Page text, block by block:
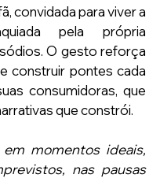
convidada para viver a
pela própria
O gesto reforça
construir pontes cada
consumidoras, que
que constrói.
momentos ideais,
nas pausas